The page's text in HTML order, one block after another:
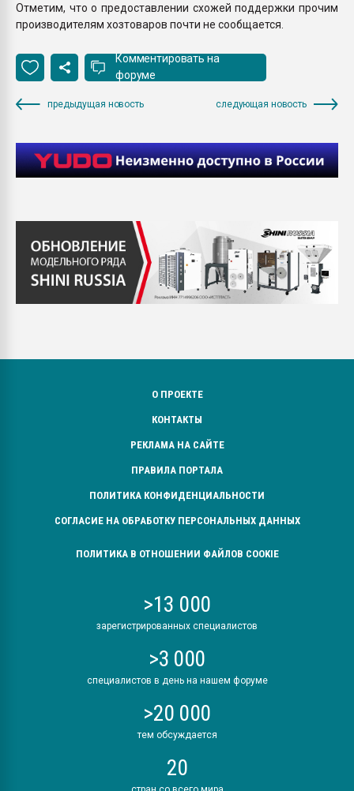
Отметим, что о предоставлении схожей поддержки прочим
производителям хозтоваров почти не сообщается.
Комментировать на
форуме
предыдущая новость следующая новость
О ПРОЕКТЕ
КОНТАКТЫ
РЕКЛАМА НА САЙТЕ
ПРАВИЛА ПОРТАЛА
ПОЛИТИКА КОНФИДЕНЦИАЛЬНОСТИ
СОГЛАСИЕ НА ОБРАБОТКУ ПЕРСОНАЛЬНЫХ ДАННЫХ
ПОЛИТИКА В ОТНОШЕНИИ ФАЙЛОВ COOKIE
>13 000
зарегистрированных специалистов
>3 000
специалистов в день на нашем форуме
>20 000
тем обсуждается
20